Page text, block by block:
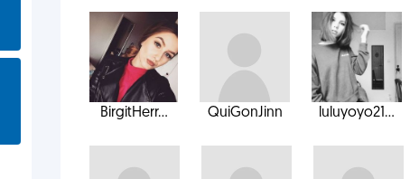
BirgitHerr... QuiGonJinn luluyoyo21...